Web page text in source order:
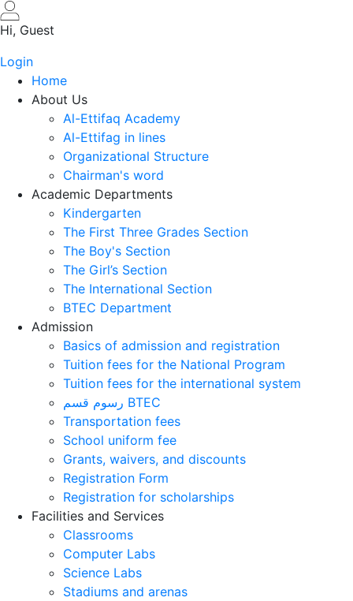
Skip
to
content
Hi, Guest
Login
Home
About Us
Al-Ettifaq Academy
Al-Ettifag in lines
Organizational Structure
Chairman's word
Academic Departments
Kindergarten
The First Three Grades Section
The Boy's Section
The Girl’s Section
The International Section
BTEC Department
Admission
Basics of admission and registration
Tuition fees for the National Program
Tuition fees for the international system
رسوم قسم BTEC
Transportation fees
School uniform fee
Grants, waivers, and discounts
Registration Form
Registration for scholarships
Facilities and Services
Classrooms
Computer Labs
Science Labs
Stadiums and arenas